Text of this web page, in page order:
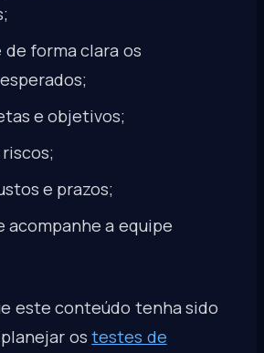
de forma clara os
e objetivos;
e prazos;
acompanhe a equipe
este conteúdo tenha sido
ostestes de